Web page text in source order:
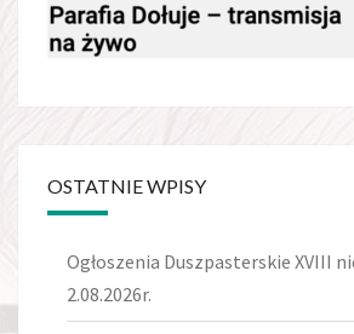
OSTATNIE WPISY
Ogłoszenia Duszpasterskie XVIII
2.08.2026r.